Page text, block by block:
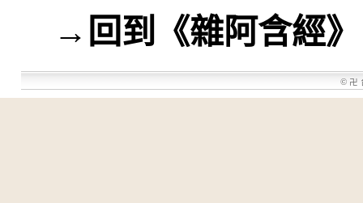
→ 回到《雜阿含經》
© 卍